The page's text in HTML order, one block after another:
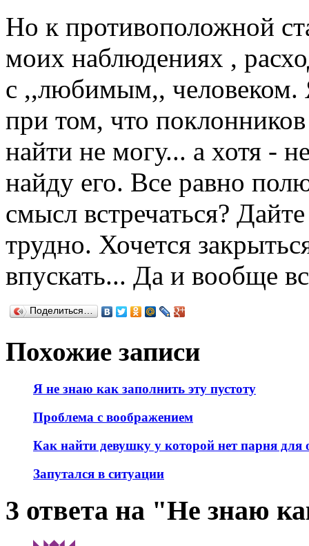
Но к противоположной
моих наблюдениях ,
с ,,любимым,, человеком.
при том, что
найти не могу... а хотя -
найду его. Все равно
смысл встречаться?
трудно. Хочется
впускать... Да и вообще
Поделиться…
Похожие записи
Я не знаю как заполнить эту пустоту
Проблема с воображением
Как найти девушку у которой нет парня для
Запутался в ситуации
3 ответа на "Не знаю